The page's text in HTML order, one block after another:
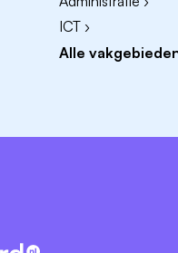
ICT ›
Alle